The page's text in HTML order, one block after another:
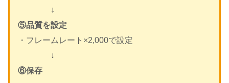
↓
⑤品質を設定
・フレームレート×2,000で設定
↓
⑥保存